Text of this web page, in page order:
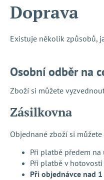
Doprava
Existuje několik způsobů,
Osobní odběr na
Zboží si můžete
Zásilkovna
Objednané zboží si
Při platbě předem
Při platbě v
Při objednávce nad